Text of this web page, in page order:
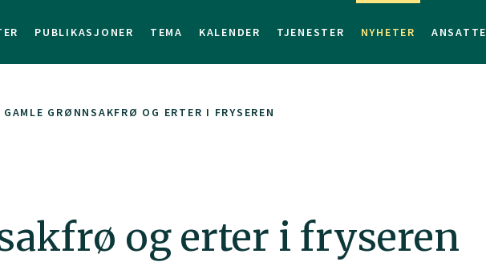
PUBLIKASJONER TEMA KALENDER TJENESTER NYHETER ANSATTE
GAMLE GRØNNSAKFRØ OG ERTER I FRYSEREN
og erter i fryseren